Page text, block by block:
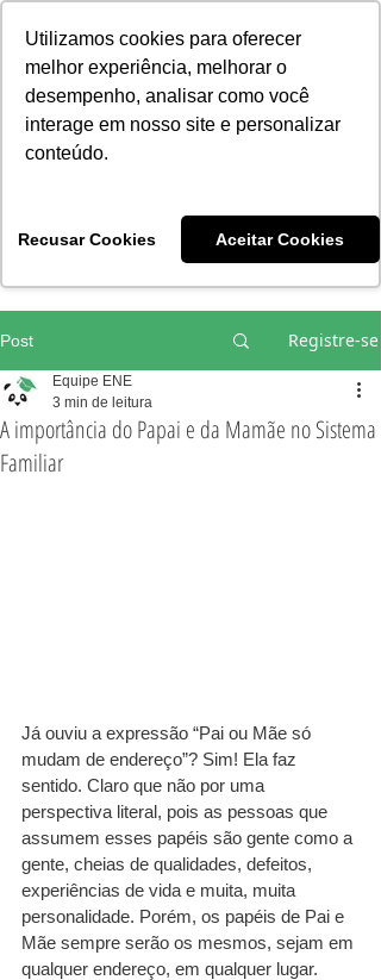
Utilizamos cookies para oferecer
melhor experiência, melhorar o
desempenho, analisar como você
interage em nosso site e personalizar
conteúdo.
Recusar Cookies Aceitar Cookies
Vivências e Cursos Iniciáticos
Post Registre-se
A importância do Papai e da Mamãe no Sistema
Familiar
Equipe ENE
3 min de leitura
Já ouviu a expressão “Pai ou Mãe só
mudam de endereço”? Sim! Ela faz
sentido. Claro que não por uma
perspectiva literal, pois as pessoas que
assumem esses papéis são gente como a
gente, cheias de qualidades, defeitos,
experiências de vida e muita, muita
personalidade. Porém, os papéis de Pai e
Mãe sempre serão os mesmos, sejam em
qualquer endereço, em qualquer lugar.